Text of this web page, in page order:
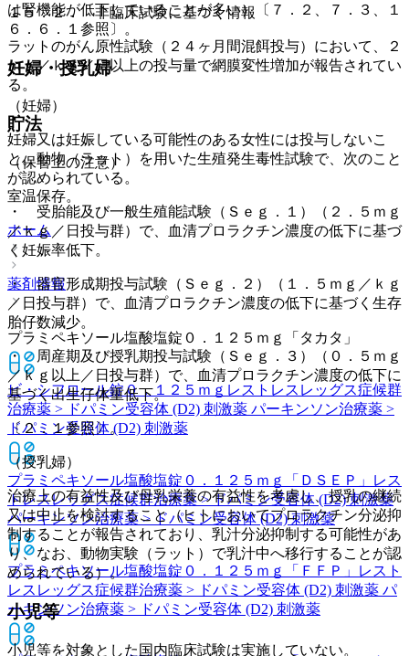
１５．２． 非臨床試験に基づく情報
ラットのがん原性試験（２４ヶ月間混餌投与）において、２
ｍｇ／ｋｇ／日以上の投与量で網膜変性増加が報告されてい
る。
貯法
（保管上の注意）
室温保存。
ホーム
薬剤情報
プラミペキソール塩酸塩錠０．１２５ｍｇ「タカタ」
ビ・シフロール錠０．１２５ｍｇ レストレスレッグス症候群
治療薬 > ドパミン受容体 (D2) 刺激薬 パーキンソン治療薬 >
ドパミン受容体 (D2) 刺激薬
プラミペキソール塩酸塩錠０．１２５ｍｇ「ＤＳＥＰ」
レス
トレスレッグス症候群治療薬 > ドパミン受容体 (D2) 刺激薬
パーキンソン治療薬 > ドパミン受容体 (D2) 刺激薬
プラミペキソール塩酸塩錠０．１２５ｍｇ「ＦＦＰ」
レスト
レスレッグス症候群治療薬 > ドパミン受容体 (D2) 刺激薬 パ
ーキンソン治療薬 > ドパミン受容体 (D2) 刺激薬
は腎機能が低下していることが多い）〔７．２、７．３、１
６．６．１参照〕。
妊婦・授乳婦
（妊婦）
妊婦又は妊娠している可能性のある女性には投与しないこ
と。動物（ラット）を用いた生殖発生毒性試験で、次のこと
が認められている。
・ 受胎能及び一般生殖能試験（Ｓｅｇ．１）（２．５ｍｇ
／ｋｇ／日投与群）で、血清プロラクチン濃度の低下に基づ
く妊娠率低下。
・ 器官形成期投与試験（Ｓｅｇ．２）（１．５ｍｇ／ｋｇ
／日投与群）で、血清プロラクチン濃度の低下に基づく生存
胎仔数減少。
・ 周産期及び授乳期投与試験（Ｓｅｇ．３）（０．５ｍｇ
／ｋｇ以上／日投与群）で、血清プロラクチン濃度の低下に
基づく出生仔体重低下。
〔２．１参照〕。
（授乳婦）
治療上の有益性及び母乳栄養の有益性を考慮し、授乳の継続
又は中止を検討すること（ヒトにおいてプロラクチン分泌抑
制することが報告されており、乳汁分泌抑制する可能性があ
り、なお、動物実験（ラット）で乳汁中へ移行することが認
められている）。
小児等
小児等を対象とした国内臨床試験は実施していない。